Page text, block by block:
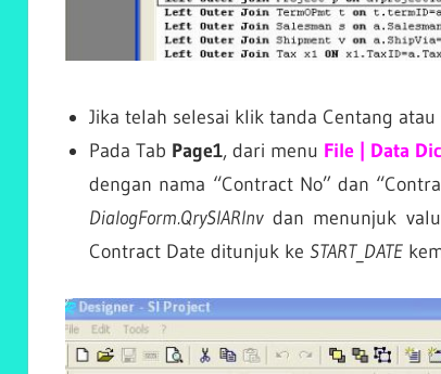
Jika telah selesai klik tanda Centang
Pada Tab Page1, dari menu File | Data
dengan nama “Contract No” dan
DialogForm.QrySIARInvdan menunjuk
Contract Date ditunjuk ke START_DATE